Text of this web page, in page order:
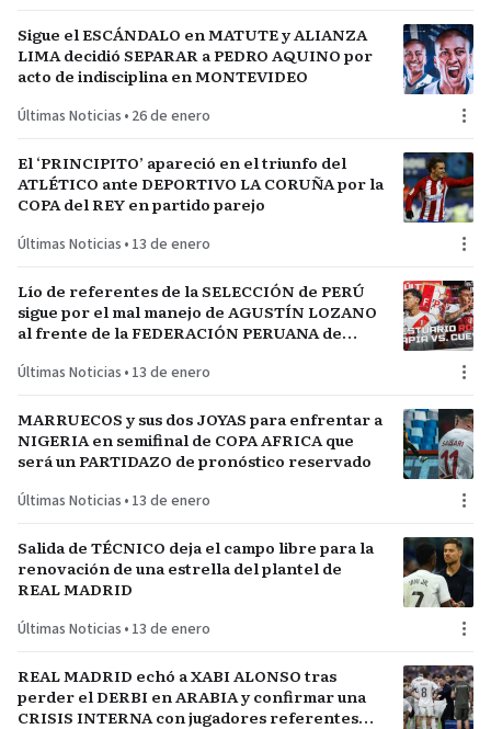
Sigue el ESCÁNDALO en MATUTE y ALIANZA
LIMA decidió SEPARAR a PEDRO AQUINO por
acto de indisciplina en MONTEVIDEO
Últimas Noticias • 26 de enero
El ‘PRINCIPITO’ apareció en el triunfo del
ATLÉTICO ante DEPORTIVO LA CORUÑA por la
COPA del REY en partido parejo
Últimas Noticias • 13 de enero
Lío de referentes de la SELECCIÓN de PERÚ
sigue por el mal manejo de AGUSTÍN LOZANO
al frente de la FEDERACIÓN PERUANA de
Últimas Noticias • 13 de enero
MARRUECOS y sus dos JOYAS para enfrentar a
NIGERIA en semifinal de COPA AFRICA que
será un PARTIDAZO de pronóstico reservado
Últimas Noticias • 13 de enero
Salida de TÉCNICO deja el campo libre para la
renovación de una estrella del plantel de
REAL MADRID
Últimas Noticias • 13 de enero
REAL MADRID echó a XABI ALONSO tras
perder el DERBI en ARABIA y confirmar una
CRISIS INTERNA con jugadores referentes